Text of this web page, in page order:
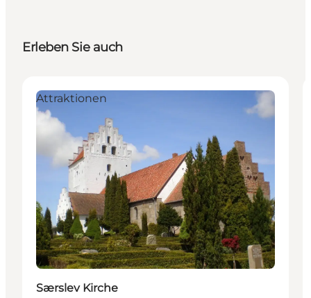
Erleben Sie auch
Attraktionen
Særslev Kirche